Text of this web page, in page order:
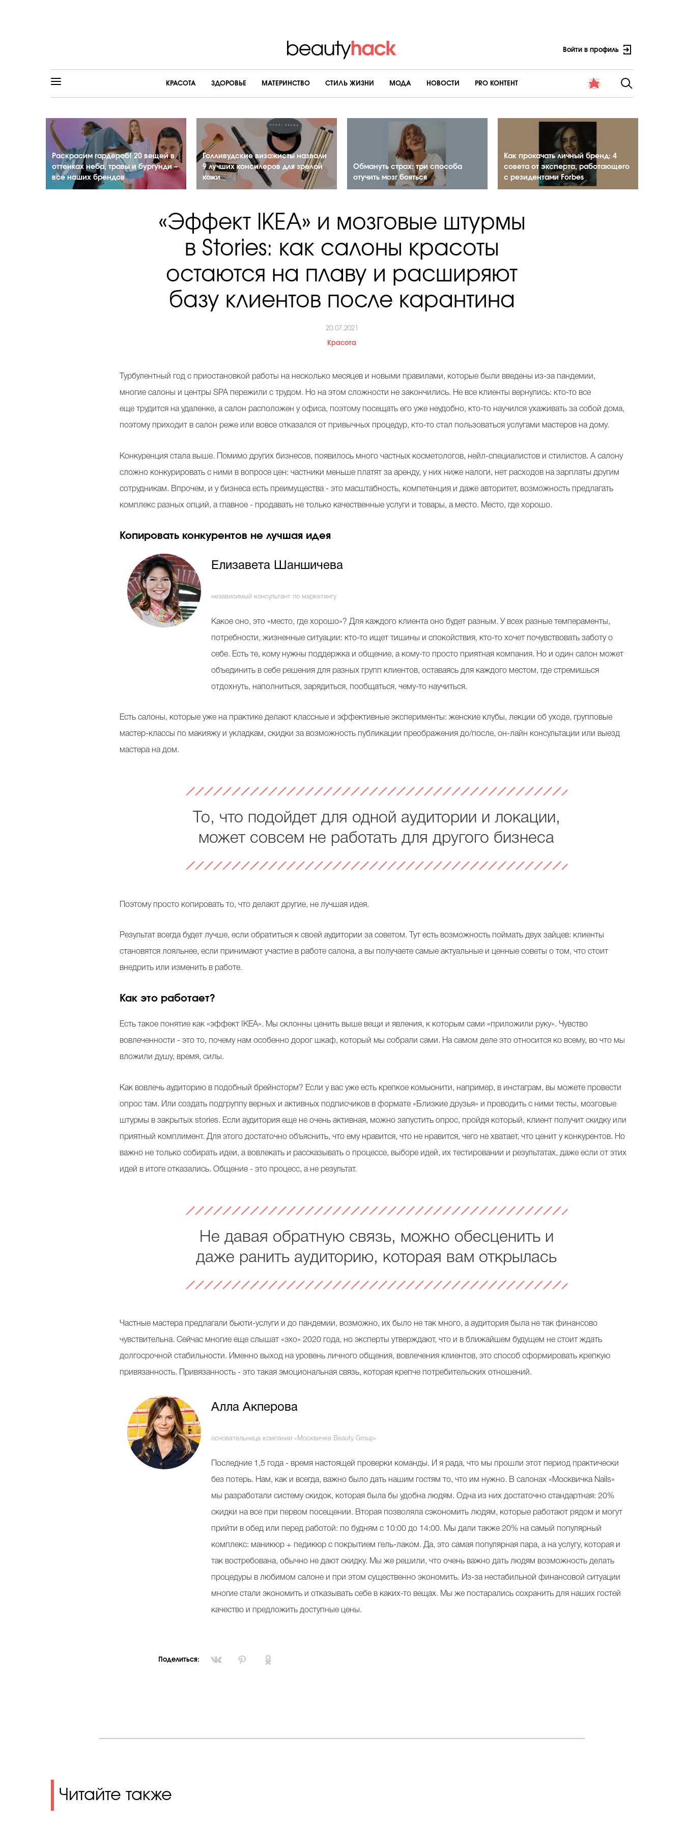
Войти в профиль
КРАСОТА ЗДОРОВЬЕ МАТЕРИНСТВО CТИЛЬ ЖИЗНИ МОДА НОВОСТИ PRO КОНТЕНТ
Раскрасим гардероб! 20 вещей в
оттенках неба, травы и бургунди –
все наших брендов
Голливудские визажисты назвали
9 лучших консилеров для зрелой
кожи
Обмануть страх: три способа
отучить мозг бояться
Как прокачать личный бренд: 4
совета от эксперта, работающего
с резидентами Forbes
«Эффект IKEA» и мозговые штурмы
в Stories: как салоны красоты
остаются на плаву и расширяют
базу клиентов после карантина
20.07.2021
Красота
Турбулентный год с приостановкой работы на несколько месяцев и новыми правилами, которые были введены из-за пандемии,
многие салоны и центры SPA пережили с трудом. Но на этом сложности не закончились. Не все клиенты вернулись: кто-то все
еще трудится на удаленке, а салон расположен у офиса, поэтому посещать его уже неудобно, кто-то научился ухаживать за собой дома,
поэтому приходит в салон реже или вовсе отказался от привычных процедур, кто-то стал пользоваться услугами мастеров на дому.
Конкуренция стала выше. Помимо других бизнесов, появилось много частных косметологов, нейл-специалистов и стилистов. А салону
сложно конкурировать с ними в вопросе цен: частники меньше платят за аренду, у них ниже налоги, нет расходов на зарплаты другим
сотрудникам. Впрочем, и у бизнеса есть преимущества - это масштабность, компетенция и даже авторитет, возможность предлагать
комплекс разных опций, а главное - продавать не только качественные услуги и товары, а место. Место, где хорошо.
Копировать конкурентов не лучшая идея
Елизавета Шаншичева
независимый консультант по маркетингу
Какое оно, это «место, где хорошо»? Для каждого клиента оно будет разным. У всех разные темпераменты,
потребности, жизненные ситуации: кто-то ищет тишины и спокойствия, кто-то хочет почувствовать заботу о
себе. Есть те, кому нужны поддержка и общение, а кому-то просто приятная компания. Но и один салон может
объединить в себе решения для разных групп клиентов, оставаясь для каждого местом, где стремишься
отдохнуть, наполниться, зарядиться, пообщаться, чему-то научиться.
Есть салоны, которые уже на практике делают классные и эффективные эксперименты: женские клубы, лекции об уходе, групповые
мастер-классы по макияжу и укладкам, скидки за возможность публикации преображения до/после, он-лайн консультации или выезд
мастера на дом.
То, что подойдет для одной аудитории и локации,
может совсем не работать для другого бизнеса
Поэтому просто копировать то, что делают другие, не лучшая идея.
Результат всегда будет лучше, если обратиться к своей аудитории за советом. Тут есть возможность поймать двух зайцев: клиенты
становятся лояльнее, если принимают участие в работе салона, а вы получаете самые актуальные и ценные советы о том, что стоит
внедрить или изменить в работе.
Как это работает?
Есть такое понятие как «эффект IKEA». Мы склонны ценить выше вещи и явления, к которым сами «приложили руку». Чувство
вовлеченности - это то, почему нам особенно дорог шкаф, который мы собрали сами. На самом деле это относится ко всему, во что мы
вложили душу, время, силы.
Как вовлечь аудиторию в подобный брейнсторм? Если у вас уже есть крепкое комьюнити, например, в инстаграм, вы можете провести
опрос там. Или создать подгруппу верных и активных подписчиков в формате «Близкие друзья» и проводить с ними тесты, мозговые
штурмы в закрытых stories. Если аудитория еще не очень активная, можно запустить опрос, пройдя который, клиент получит скидку или
приятный комплимент. Для этого достаточно объяснить, что ему нравится, что не нравится, чего не хватает, что ценит у конкурентов. Но
важно не только собирать идеи, а вовлекать и рассказывать о процессе, выборе идей, их тестировании и результатах, даже если от этих
идей в итоге отказались. Общение - это процесс, а не результат.
Не давая обратную связь, можно обесценить и
даже ранить аудиторию, которая вам открылась
Частные мастера предлагали бьюти-услуги и до пандемии, возможно, их было не так много, а аудитория была не так финансово
чувствительна. Сейчас многие еще слышат «эхо» 2020 года, но эксперты утверждают, что и в ближайшем будущем не стоит ждать
долгосрочной стабильности. Именно выход на уровень личного общения, вовлечения клиентов, это способ сформировать крепкую
привязанность. Привязанность - это такая эмоциональная связь, которая крепче потребительских отношений.
Алла Акперова
основательница компании «Москвичка Beauty Group»
Последние 1,5 года - время настоящей проверки команды. И я рада, что мы прошли этот период практически
без потерь. Нам, как и всегда, важно было дать нашим гостям то, что им нужно. В салонах «Москвичка Nails»
мы разработали систему скидок, которая была бы удобна людям. Одна из них достаточно стандартная: 20%
скидки на все при первом посещении. Вторая позволяла сэкономить людям, которые работают рядом и могут
прийти в обед или перед работой: по будням с 10:00 до 14:00. Мы дали также 20% на самый популярный
комплекс: маникюр + педикюр с покрытием гель-лаком. Да, это самая популярная пара, а на услугу, которая и
так востребована, обычно не дают скидку. Мы же решили, что очень важно дать людям возможность делать
процедуры в любимом салоне и при этом существенно экономить. Из-за нестабильной финансовой ситуации
многие стали экономить и отказывать себе в каких-то вещах. Мы же постарались сохранить для наших гостей
качество и предложить доступные цены.
Поделиться:
Читайте также